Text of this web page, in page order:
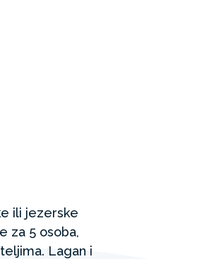
ili jezerske
za 5 osoba,
Lagan i